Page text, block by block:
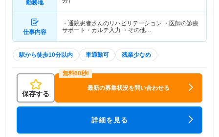
勤務地
仕事内容
・通院患者さんのリハビリテーション ・医師の診療
サポート・カルテ入力 ・その他…
駅から徒歩10分以内 車通勤可 残業少なめ
保存する
最新の募集状況を問い合わせる
詳細を見る